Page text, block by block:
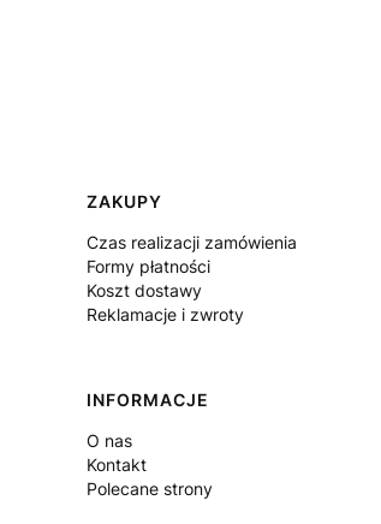
Linki w stopce
ZAKUPY
Czas realizacji zamówienia
Formy płatności
Koszt dostawy
Reklamacje i zwroty
INFORMACJE
O nas
Kontakt
Polecane strony